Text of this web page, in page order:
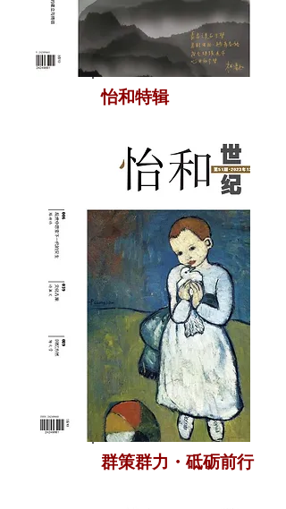
怡和特辑
群策群力・砥砺前行